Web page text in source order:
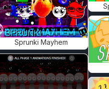
Sprunki Mayhem